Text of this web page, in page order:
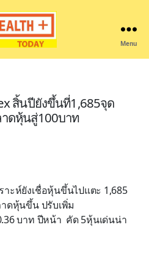
Menu
สิ้นปียังขึ้นที่1,685จุด
าดหุ้นสู่100บาท
าะห์ยังเชื่อหุ้นขึ้นไปแตะ 1,685
ดหุ้นขึ้น ปรับเพิ่ม
บาท ปีหน้า คัด 5หุ้นเด่นน่า